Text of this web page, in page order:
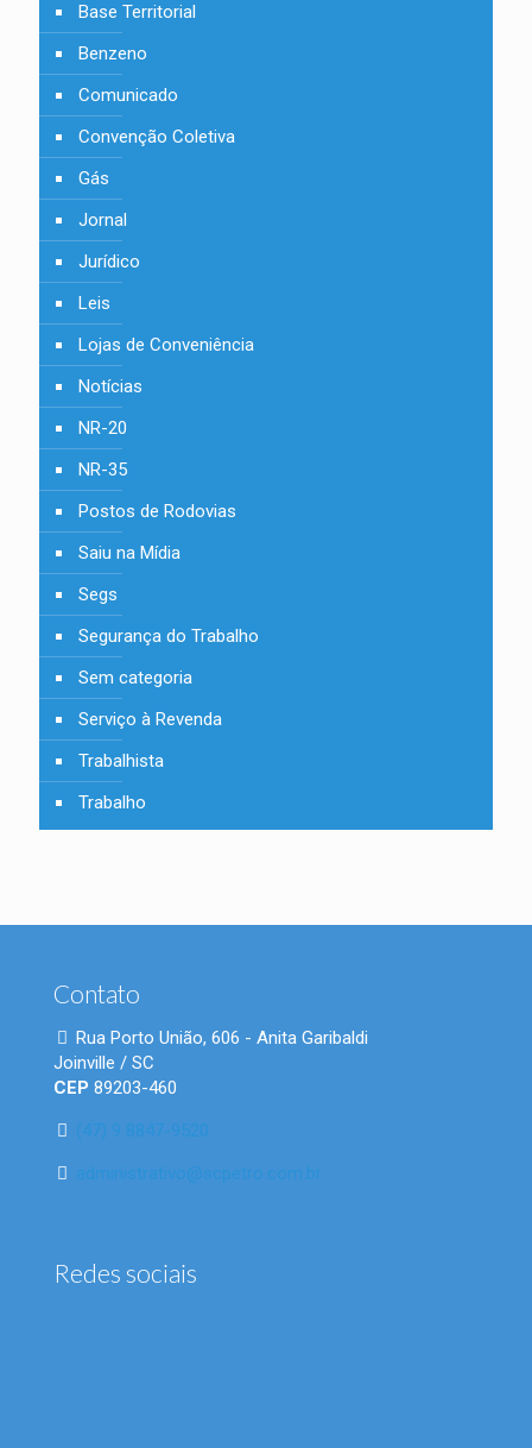
Base Territorial
Benzeno
Comunicado
Convenção Coletiva
Gás
Jornal
Jurídico
Leis
Lojas de Conveniência
Notícias
NR-20
NR-35
Postos de Rodovias
Saiu na Mídia
Segs
Segurança do Trabalho
Sem categoria
Serviço à Revenda
Trabalhista
Trabalho
Contato
Rua Porto União, 606 - Anita Garibaldi
Joinville / SC
CEP 89203-460
(47) 9 8847-9520
administrativo@scpetro.com.br
Redes sociais